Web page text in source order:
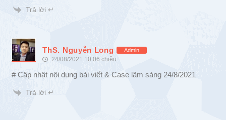
Trả lời ↵
ThS. Nguyễn Long Admin
24/08/2021 10:06 chiều
# Cập nhật nội dung bài viết & Case lâm sàng 24/8/2021
Trả lời ↵